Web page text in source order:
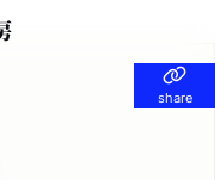
share
share